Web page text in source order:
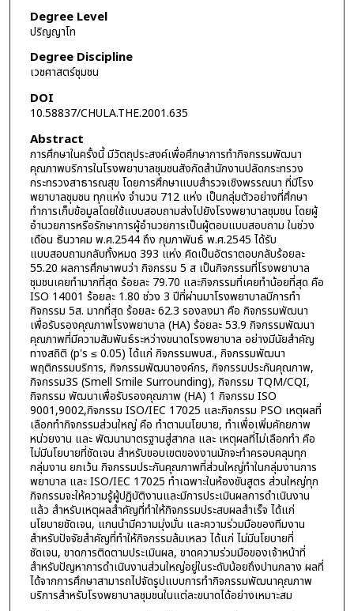
Degree Level
ปริญญาโท
Degree Discipline
เวชศาสตร์ชุมชน
DOI
10.58837/CHULA.THE.2001.635
Abstract
การศึกษาในครั้งนี้ มีวัตถุประสงค์เพื่อศึกษาการทำกิจกรรมพัฒนา
คุณภาพบริการในโรงพยาบาลชุมชนสังกัดสำนักงานปลัดกระทรวง
กระทรวงสาธารณสุข โดยการศึกษาแบบสำรวจเชิงพรรณนา ที่มีโรง
พยาบาลชุมชน ทุกแห่ง จำนวน 712 แห่ง เป็นกลุ่มตัวอย่างที่ศึกษา
ทำการเก็บข้อมูลโดยใช้แบบสอบถามส่งไปยังโรงพยาบาลชุมชน โดยผู้
อำนวยการหรือรักษาการผู้อำนวยการเป็นผู้ตอบแบบสอบถาม ในช่วง
เดือน ธันวาคม พ.ศ.2544 ถึง กุมภาพันธ์ พ.ศ.2545 ได้รับ
แบบสอบถามกลับทั้งหมด 393 แห่ง คิดเป็นอัตราตอบกลับร้อยละ
55.20 ผลการศึกษาพบว่า กิจกรรม 5 ส เป็นกิจกรรมที่โรงพยาบาล
ชุมชนเคยทำมากที่สุด ร้อยละ 79.70 และกิจกรรมที่เคยทำน้อยที่สุด คือ
ISO 14001 ร้อยละ 1.80 ช่วง 3 ปีที่ผ่านมาโรงพยาบาลมีการทำ
กิจกรรม 5ส. มากที่สุด ร้อยละ 62.3 รองลงมา คือ กิจกรรมพัฒนา
เพื่อรับรองคุณภาพโรงพยาบาล (HA) ร้อยละ 53.9 กิจกรรมพัฒนา
คุณภาพที่มีความสัมพันธ์ระหว่างขนาดโรงพยาบาล อย่างมีนัยสำคัญ
ทางสถิติ (p's ≤ 0.05) ได้แก่ กิจกรรมพบส., กิจกรรมพัฒนา
พฤติกรรมบริการ, กิจกรรมพัฒนาองค์กร, กิจกรรมประกันคุณภาพ,
กิจกรรม3S (Smell Smile Surrounding), กิจกรรม TQM/CQI,
กิจกรรม พัฒนาเพื่อรับรองคุณภาพ (HA) 1 กิจกรรม ISO
9001,9002,กิจกรรม ISO/IEC 17025 และกิจกรรม PSO เหตุผลที่
เลือกทำกิจกรรมส่วนใหญ่ คือ ทำตามนโยบาย, ทำเพื่อเพิ่มคักยภาพ
หน่วยงาน และ พัฒนามาตรฐานสู่สากล และ เหตุผลที่ไม่เลือกทำ คือ
ไม่มีนโยบายที่ชัดเจน สำหรับขอบเขตของงานมักจะทำครอบคลุมทุก
กลุ่มงาน ยกเว้น กิจกรรมประกันคุณภาพที่ส่วนใหญ่ทำในกลุ่มงานการ
พยาบาล และ ISO/IEC 17025 ทำเฉพาะในห้องชันสูตร ส่วนใหญ่ทุก
กิจกรรมจะให้ความรู้ผู้ปฏิบัติงานและมีการประเมินผลการดำเนินงาน
แล้ว สำหรับเหตุผลสำคัญที่ทำให้กิจกรรมประสบผลสำเร็จ ได้แก่
นโยบายชัดเจน, แกนนำมีความมุ่งมั่น และความร่วมมือของทีมงาน
สำหรับปัจจัยสำคัญที่ทำให้กิจกรรมล้มเหลว ได้แก่ ไม่มีนโยบายที่
ชัดเจน, ขาดการติดตามประเมินผล, ขาดความร่วมมือของเจ้าหน้าที่
สำหรับปัญหาการดำเนินงานส่วนใหญ่อยู่ในระดับน้อยถึงปานกลาง ผลที่
ได้จากการศึกษาสามารถไปจัดรูปแบบการทำกิจกรรมพัฒนาคุณภาพ
บริการสำหรับโรงพยาบาลชุมชนในแต่ละขนาดได้อย่างเหมาะสม